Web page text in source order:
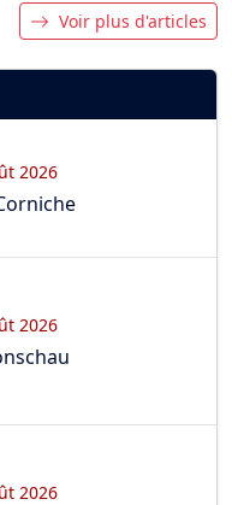
Voir plus d'articles
2026
2026
2026